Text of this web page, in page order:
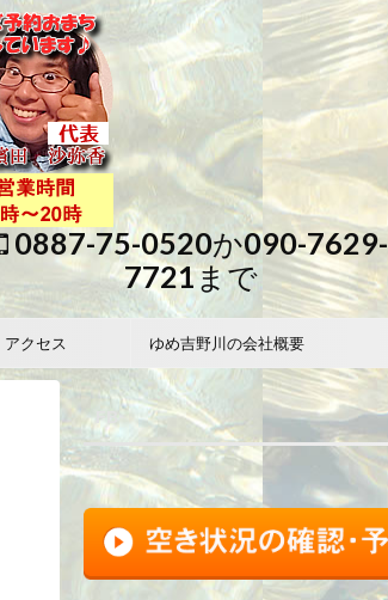
0887-75-0520か090-7629-
7721まで
アクセス ゆめ吉野川の会社概要